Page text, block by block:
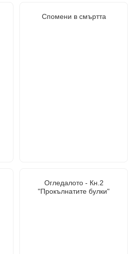
Спомени в смъртта
Огледалото - Кн.2
"Прокълнатите булки"